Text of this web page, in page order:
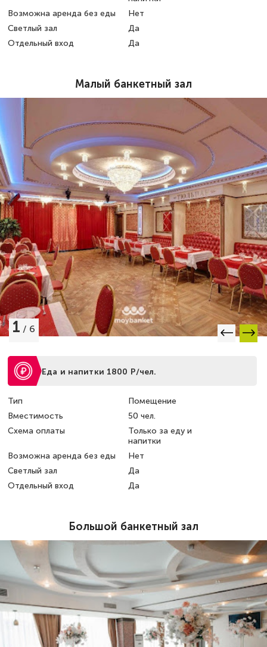
Возможна аренда без еды
Нет
Светлый зал
Да
Отдельный вход
Да
Малый банкетный зал
1 / 6
Еда и напитки 1800 Р/чел.
Тип
Помещение
Вместимость
50 чел.
Схема оплаты
Только за еду и
напитки
Возможна аренда без еды
Нет
Светлый зал
Да
Отдельный вход
Да
Большой банкетный зал